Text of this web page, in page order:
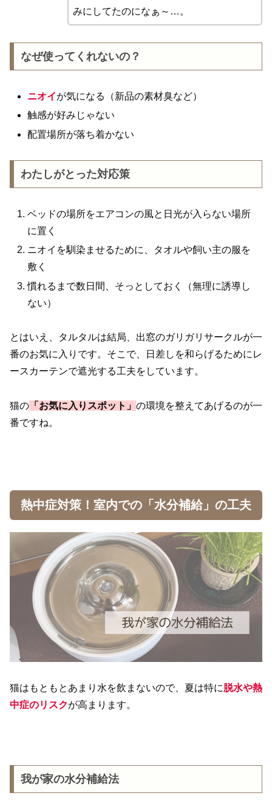
みにしてたのになぁ～…。
なぜ使ってくれないの？
ニオイが気になる（新品の素材臭など）
触感が好みじゃない
配置場所が落ち着かない
わたしがとった対応策
ベッドの場所をエアコンの風と日光が入らない場所
に置く
ニオイを馴染ませるために、タオルや飼い主の服を
敷く
慣れるまで数日間、そっとしておく（無理に誘導し
ない）
とはいえ、タルタルは結局、出窓のガリガリサークルが一
番のお気に入りです。 そこで、日差しを和らげるためにレ
ースカーテンで遮光する工夫をしています。
猫の 「お気に入りスポット」 の環境を整えてあげるのが一
番ですね。
熱中症対策！室内での「水分補給」の工夫
猫はもともとあまり水を飲まないので、夏は特に脱水や熱
中症のリスクが高まります。
我が家の水分補給法